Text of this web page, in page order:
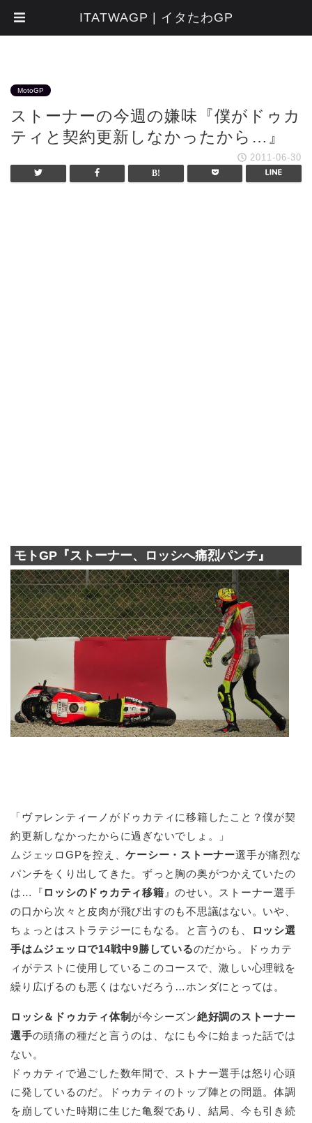
MotoGP
ストーナーの今週の嫌味『僕がドゥカ
ティと契約更新しなかったから…』
2011-06-30
モトGP『ストーナー、ロッシへ痛烈パンチ』
「ヴァレンティーノがドゥカティに移籍したこと？僕が契
約更新しなかったからに過ぎないでしょ。」
ムジェッロGPを控え、ケーシー・ストーナー選手が痛烈な
パンチをくり出してきた。ずっと胸の奥がつかえていたの
は…『ロッシのドゥカティ移籍 』のせい。ストーナー選手
の口から次々と皮肉が飛び出すのも不思議はない。いや、
ちょっとはストラテジーにもなる。と言うのも、
ロッシ選
手はムジェッロで14戦中9勝しているのだから。ドゥカテ
ィがテストに使用しているこのコースで、激しい心理戦を
繰り広げるのも悪くはないだろう…ホンダにとっては。
ロッシ＆ドゥカティ体制 が今シーズン絶好調のストーナー
選手の頭痛の種だと言うのは、なにも今に始まった話では
ない。
ドゥカティで過ごした数年間で、ストナー選手は怒り心頭
に発しているのだ。ドゥカティのトップ陣との問題。体調
を崩していた時期に生じた亀裂であり、結局、今も引き続
ITATWAGP | イタたわGP